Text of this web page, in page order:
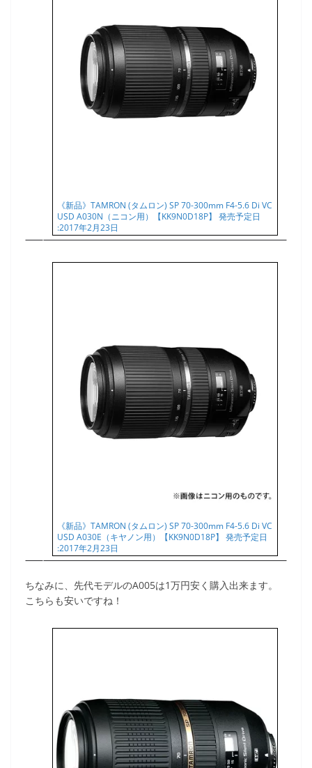
《新品》TAMRON (タムロン) SP 70-300mm F4-5.6 Di VC
USD A030N（ニコン用）【KK9N0D18P】 発売予定日
:2017年2月23日
《新品》TAMRON (タムロン) SP 70-300mm F4-5.6 Di VC
USD A030E（キヤノン用）【KK9N0D18P】 発売予定日
:2017年2月23日
ちなみに、先代モデルのA005は1万円安く購入出来ます。
こちらも安いですね！